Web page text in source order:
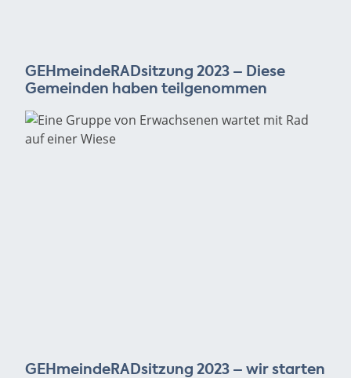
GEHmeindeRADsitzung 2023 – Diese
Gemeinden haben teilgenommen
GEHmeindeRADsitzung 2023 – wir starten